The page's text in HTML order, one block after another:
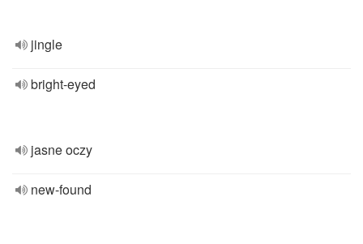
jingle
bright-eyed
jasne oczy
new-found